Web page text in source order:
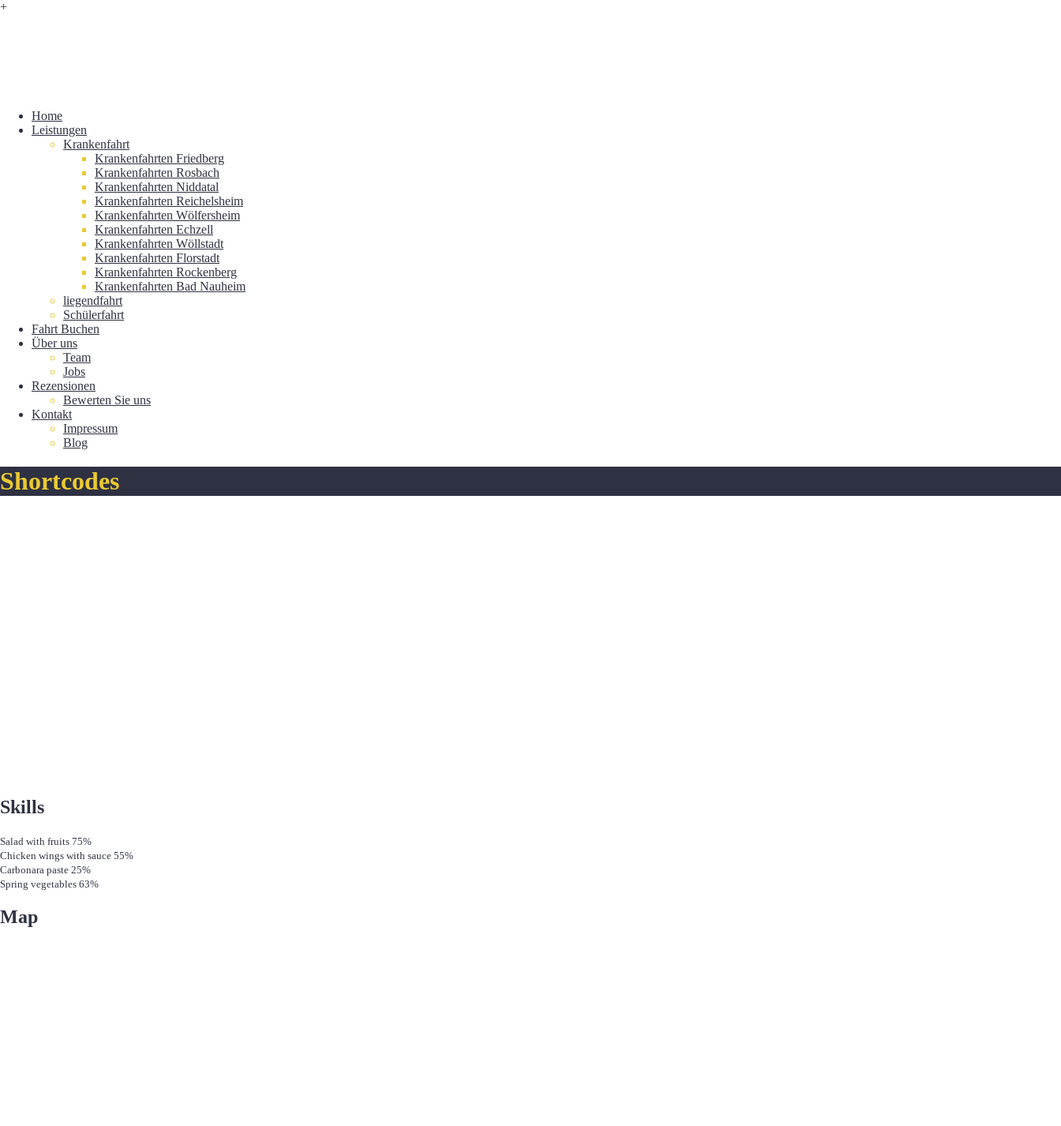
+
Home
Leistungen
Krankenfahrt
Krankenfahrten Friedberg
Krankenfahrten Rosbach
Krankenfahrten Niddatal
Krankenfahrten Reichelsheim
Krankenfahrten Wölfersheim
Krankenfahrten Echzell
Krankenfahrten Wöllstadt
Krankenfahrten Florstadt
Krankenfahrten Rockenberg
Krankenfahrten Bad Nauheim
liegendfahrt
Schülerfahrt
Fahrt Buchen
Über uns
Team
Jobs
Rezensionen
Bewerten Sie uns
Kontakt
Impressum
Blog
Shortcodes
Skills
Salad with fruits 75%
Chicken wings with sauce 55%
Carbonara paste 25%
Spring vegetables 63%
Map